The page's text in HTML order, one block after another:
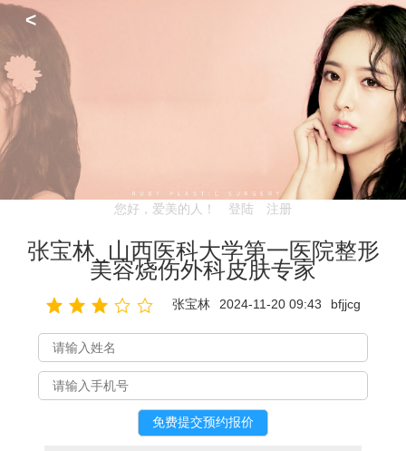
<
您好，爱美的人！ 登陆 注册
张宝林_山西医科大学第一医院整形
美容烧伤外科皮肤专家
张宝林 2024-11-20 09:43 bfjjcg